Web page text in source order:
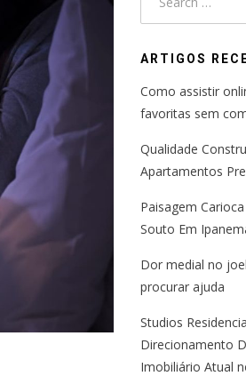
ARTIGOS
Como assistir
favoritas sem
Qualidade
Apartamentos
Paisagem
Souto Em
Dor medial no
procurar ajuda
Studios
Direcionamento
Imobiliário Atual